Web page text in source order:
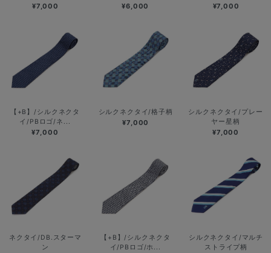
¥7,000 ¥6,000 ¥7,000
【+B】/シルクネクタ
イ/PBロゴ/ネ...
¥7,000
シルクネクタイ/格子柄
¥7,000
シルクネクタイ/プレー
ヤー星柄
¥7,000
ネクタイ/DB.スターマ
ン
【+B】/シルクネクタ
イ/PBロゴ/ホ...
シルクネクタイ/マルチ
ストライプ柄